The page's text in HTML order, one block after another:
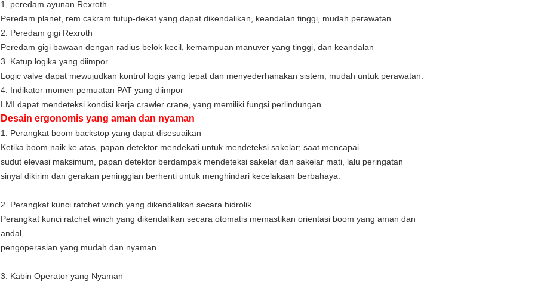
1, peredam ayunan Rexroth
Peredam planet, rem cakram tutup-dekat yang dapat dikendalikan, keandalan tinggi, mudah perawatan.
2. Peredam gigi Rexroth
Peredam gigi bawaan dengan radius belok kecil, kemampuan manuver yang tinggi, dan keandalan
3. Katup logika yang diimpor
Logic valve dapat mewujudkan kontrol logis yang tepat dan menyederhanakan sistem, mudah untuk perawatan.
4. Indikator momen pemuatan PAT yang diimpor
LMI dapat mendeteksi kondisi kerja crawler crane, yang memiliki fungsi perlindungan.
Desain ergonomis yang aman dan nyaman
1. Perangkat boom backstop yang dapat disesuaikan
Ketika boom naik ke atas, papan detektor mendekati untuk mendeteksi sakelar; saat mencapai
sudut elevasi maksimum, papan detektor berdampak mendeteksi sakelar dan sakelar mati, lalu peringatan
sinyal dikirim dan gerakan peninggian berhenti untuk menghindari kecelakaan berbahaya.
2. Perangkat kunci ratchet winch yang dikendalikan secara hidrolik
Perangkat kunci ratchet winch yang dikendalikan secara otomatis memastikan orientasi boom yang aman dan
andal,
pengoperasian yang mudah dan nyaman.
3. Kabin Operator yang Nyaman